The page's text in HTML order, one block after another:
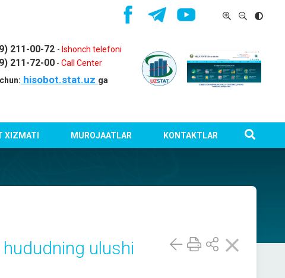
211-00-72 - Ishonch telefoni
211-72-00- Call Center
hisobot.stat.uz ga
XIZMATI MUROJAATLAR KONTAKTLAR
ulushi